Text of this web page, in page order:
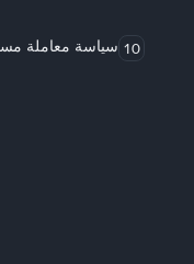
10 سياسة معاملة